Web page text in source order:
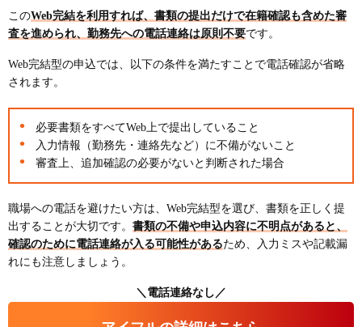
このWeb完結を利用すれば、書類の提出だけで在籍確認も含めた審
査を進められ、勤務先への電話連絡は原則不要です。
Web完結型の申込では、以下の条件を満たすことで電話確認が省略
されます。
必要書類をすべてWeb上で提出していること
入力情報（勤務先・連絡先など）に不備がないこと
審査上、追加確認の必要がないと判断された場合
職場への電話を避けたい方は、Web完結型を選び、書類を正しく提
出することが大切です。 書類の不備や申込内容に不明点があると、
確認のために電話連絡が入る可能性があるため、入力ミスや記載漏
れにも注意しましょう。
＼電話連絡なし／